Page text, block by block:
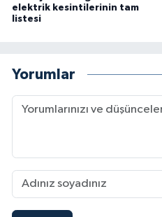
elektrik kesintilerinin tam
listesi
Yorumlar